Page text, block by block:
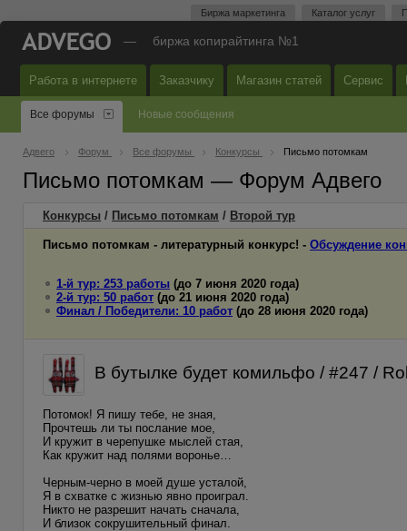
Биржа маркетинга Каталог услуг
— биржа копирайтинга №1
Работа в интернете Заказчику Магазин статей Сервис
Все форумы Новые сообщения
Адвего Форум Все форумы Конкурсы Письмо потомкам
Письмо потомкам — Форум Адвего
Конкурсы / Письмо потомкам / Второй тур
Письмо потомкам - литературный конкурс! - Обсуждение
1-й тур: 253 работы (до 7 июня 2020 года)
2-й тур: 50 работ (до 21 июня 2020 года)
Финал / Победители: 10 работ (до 28 июня 2020 года)
В бутылке будет комильфо / #247 /
Потомок! Я пишу тебе, не зная,
Прочтешь ли ты послание мое,
И кружит в черепушке мыслей стая,
Как кружит над полями воронье…
Черным-черно в моей душе усталой,
Я в схватке с жизнью явно проиграл.
Никто не разрешит начать сначала,
И близок сокрушительный финал.